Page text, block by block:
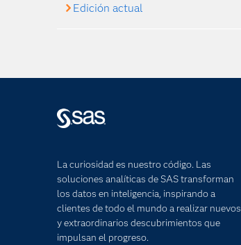
Edición actual
La curiosidad es nuestro código. Las
soluciones analíticas de SAS transforman
los datos en inteligencia, inspirando a
clientes de todo el mundo a realizar nuevos
y extraordinarios descubrimientos que
impulsan el progreso.